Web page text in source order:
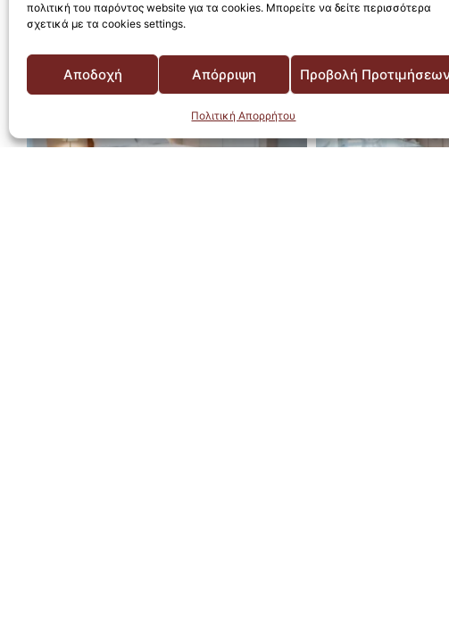
πολιτική του παρόντος website για τα cookies. Μπορείτε να δείτε περισσότερα
σχετικά με τα cookies settings.
Αποδοχή Απόρριψη Προβολή Προτιμήσεων
Πολιτική Απορρήτου